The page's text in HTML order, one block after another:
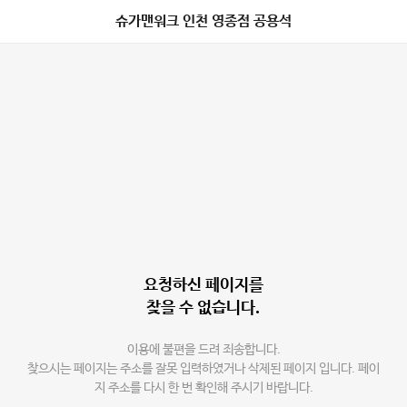
슈가맨워크 인천 영종점 공용석
요청하신 페이지를
찾을 수 없습니다.
이용에 불편을 드려 죄송합니다.
찾으시는 페이지는 주소를 잘못 입력하였거나 삭제된 페이지 입니다. 페이
지 주소를 다시 한 번 확인해 주시기 바랍니다.